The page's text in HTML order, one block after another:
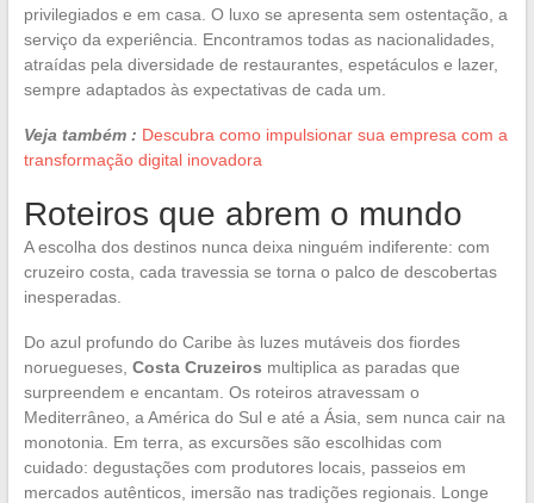
privilegiados e em casa. O luxo se apresenta sem ostentação, a
serviço da experiência. Encontramos todas as nacionalidades,
atraídas pela diversidade de restaurantes, espetáculos e lazer,
sempre adaptados às expectativas de cada um.
Veja também : Descubra como impulsionar sua empresa com a
transformação digital inovadora
Roteiros que abrem o mundo
A escolha dos destinos nunca deixa ninguém indiferente: com
cruzeiro costa, cada travessia se torna o palco de descobertas
inesperadas.
Do azul profundo do Caribe às luzes mutáveis dos fiordes
noruegueses, Costa Cruzeiros multiplica as paradas que
surpreendem e encantam. Os roteiros atravessam o
Mediterrâneo, a América do Sul e até a Ásia, sem nunca cair na
monotonia. Em terra, as excursões são escolhidas com
cuidado: degustações com produtores locais, passeios em
mercados autênticos, imersão nas tradições regionais. Longe